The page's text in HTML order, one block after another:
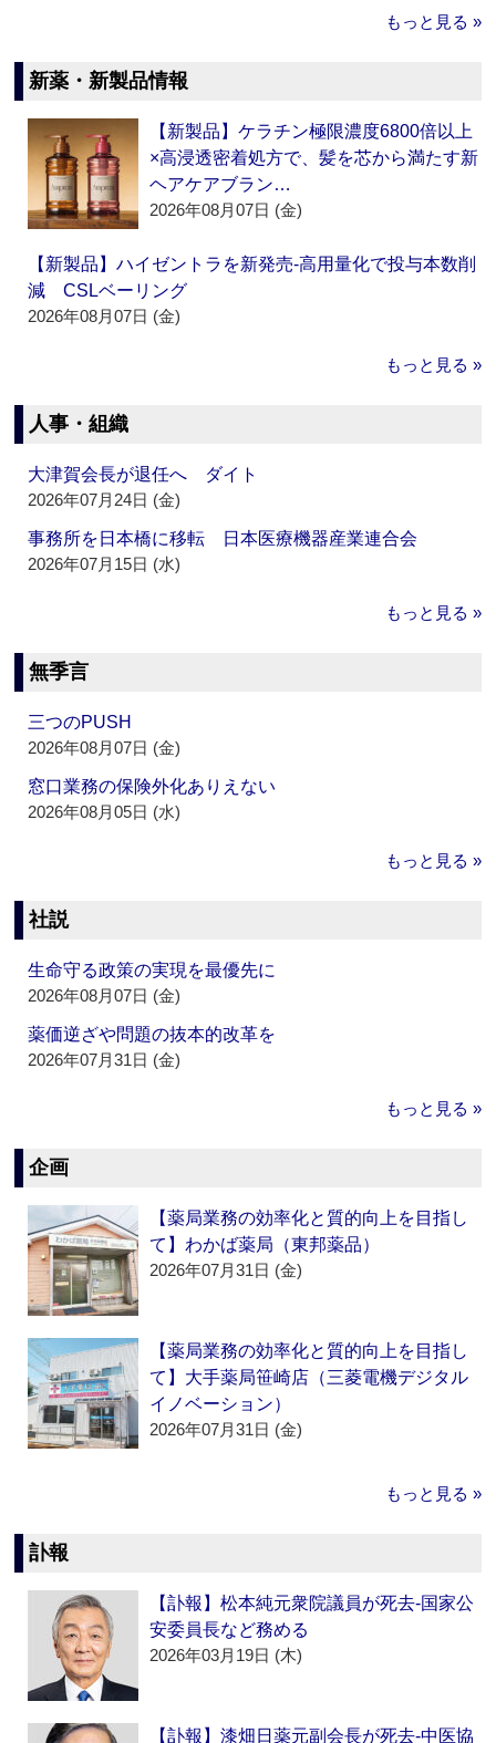
もっと見る »
新薬・新製品情報
【新製品】ケラチン極限濃度6800倍以上
×高浸透密着処方で、髪を芯から満たす新
ヘアケアブラン…
2026年08月07日 (金)
【新製品】ハイゼントラを新発売‐高用量化で投与本数削
減 CSLベーリング
2026年08月07日 (金)
もっと見る »
人事・組織
大津賀会長が退任へ ダイト
2026年07月24日 (金)
事務所を日本橋に移転 日本医療機器産業連合会
2026年07月15日 (水)
もっと見る »
無季言
三つのPUSH
2026年08月07日 (金)
窓口業務の保険外化ありえない
2026年08月05日 (水)
もっと見る »
社説
生命守る政策の実現を最優先に
2026年08月07日 (金)
薬価逆ざや問題の抜本的改革を
2026年07月31日 (金)
もっと見る »
企画
【薬局業務の効率化と質的向上を目指し
て】わかば薬局（東邦薬品）
2026年07月31日 (金)
【薬局業務の効率化と質的向上を目指し
て】大手薬局笹崎店（三菱電機デジタル
イノベーション）
2026年07月31日 (金)
もっと見る »
訃報
【訃報】松本純元衆院議員が死去‐国家公
安委員長など務める
2026年03月19日 (木)
【訃報】漆畑日薬元副会長が死去‐中医協